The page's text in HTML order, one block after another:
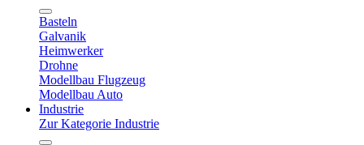
Basteln
Galvanik
Heimwerker
Drohne
Modellbau Flugzeug
Modellbau Auto
Industrie
Zur Kategorie Industrie